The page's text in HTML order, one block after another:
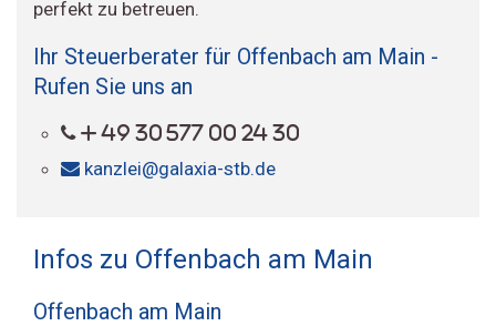
perfekt zu betreuen.
Ihr Steuerberater für Offenbach am Main -
Rufen Sie uns an
+ 49 30 577 00 24 30
kanzlei@galaxia-stb.de
Infos zu Offenbach am Main
Offenbach am Main